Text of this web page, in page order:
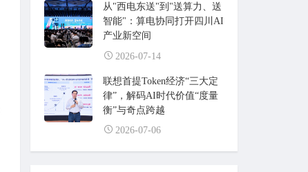
从"西电东送"到"送算力、送
智能"：算电协同打开四川AI
产业新空间
2026-07-14
联想首提Token经济“三大定
律”，解码AI时代价值“度量
衡”与奇点跨越
2026-07-06